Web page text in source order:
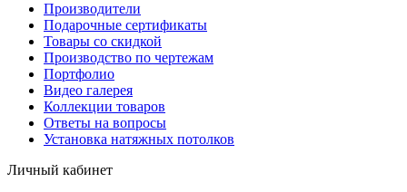
Производители
Подарочные сертификаты
Товары со скидкой
Производство по чертежам
Портфолио
Видео галерея
Коллекции товаров
Ответы на вопросы
Установка натяжных потолков
Личный кабинет